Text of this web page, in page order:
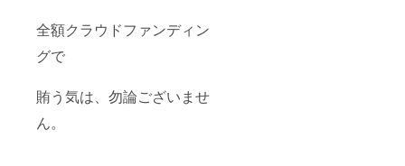
全額クラウドファンディン
グで
賄う気は、勿論ございませ
ん。